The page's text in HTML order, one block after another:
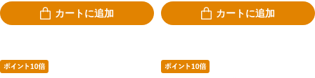
カートに追加 カートに追加